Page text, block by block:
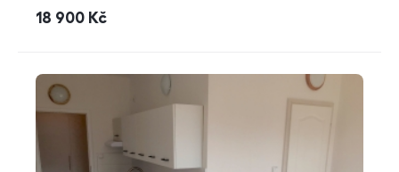
cena
18 900 Kč